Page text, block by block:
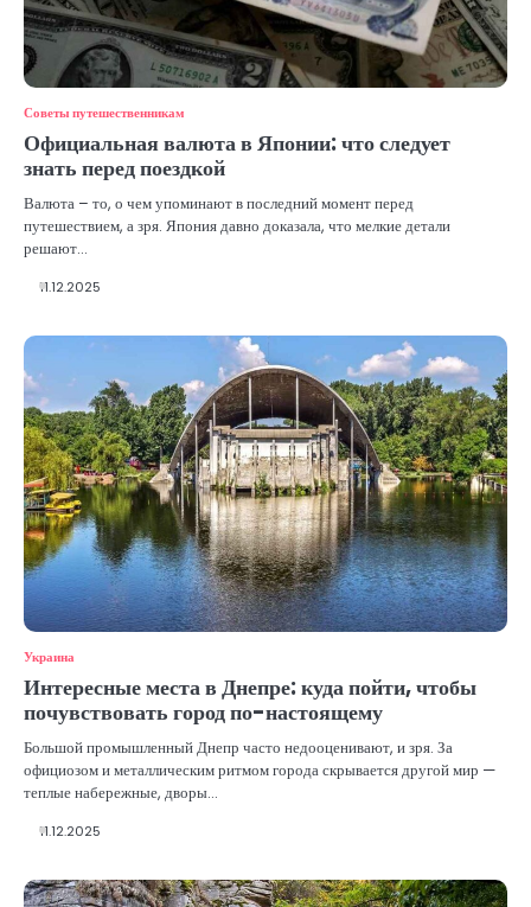
Советы путешественникам
Официальная валюта в Японии: что следует
знать перед поездкой
Валюта – то, о чем упоминают в последний момент перед
путешествием, а зря. Япония давно доказала, что мелкие детали
решают…
11.12.2025
Украина
Интересные места в Днепре: куда пойти, чтобы
почувствовать город по-настоящему
Большой промышленный Днепр часто недооценивают, и зря. За
официозом и металлическим ритмом города скрывается другой мир —
теплые набережные, дворы…
11.12.2025